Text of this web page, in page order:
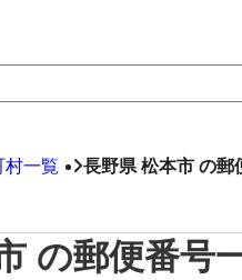
村一覧 長野県 松本市 の郵
の郵便番号